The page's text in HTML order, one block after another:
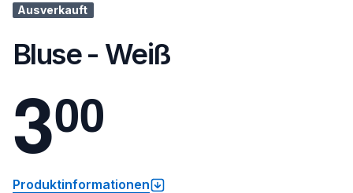
Ausverkauft
Bluse - Weiß
300
Produktinformationen